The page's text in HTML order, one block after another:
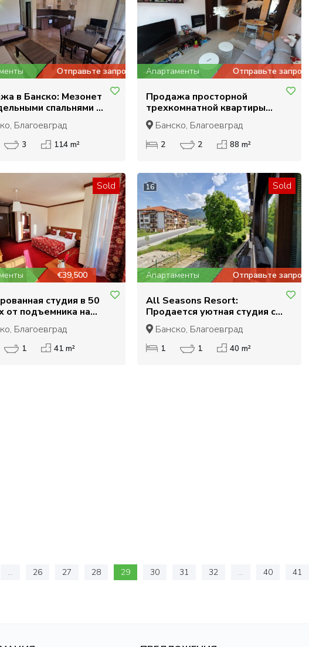
Отправьте запрос
в Банско: Мезонет
спальнями и
Благоевград
3 114 m²
Апартаменты Отправьте запрос
Продажа просторной
трехкомнатной квартиры
рядом с гондольным
подъемником в Банско
Банско, Благоевград
2 2 88 m²
Sold
€39,500
студия в 50
от подъемника на
в Банско
Благоевград
1 41 m²
16 Sold
Апартаменты Отправьте запрос
All Seasons Resort:
Продается уютная студия с
террасой рядом с
подъемником
Банско, Благоевград
1 1 40 m²
... 26 27 28 29 30 31 32 ... 40 41